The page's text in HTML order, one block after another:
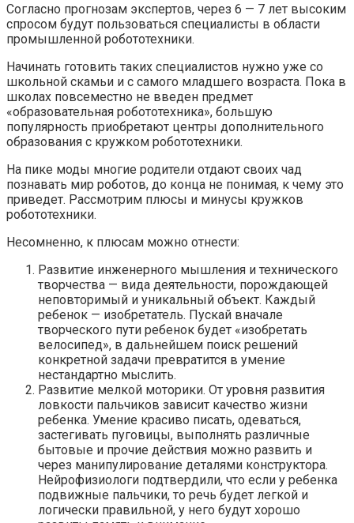
Согласно прогнозам экспертов, через 6 — 7 лет высоким
спросом будут пользоваться специалисты в области
промышленной робототехники.
Начинать готовить таких специалистов нужно уже со
школьной скамьи и с самого младшего возраста. Пока в
школах повсеместно не введен предмет
«образовательная робототехника», большую
популярность приобретают центры дополнительного
образования с кружком робототехники.
На пике моды многие родители отдают своих чад
познавать мир роботов, до конца не понимая, к чему это
приведет. Рассмотрим плюсы и минусы кружков
робототехники.
Несомненно, к плюсам можно отнести:
Развитие инженерного мышления и технического
творчества — вида деятельности, порождающей
неповторимый и уникальный объект. Каждый
ребенок — изобретатель. Пускай вначале
творческого пути ребенок будет «изобретать
велосипед», в дальнейшем поиск решений
конкретной задачи превратится в умение
нестандартно мыслить.
Развитие мелкой моторики. От уровня развития
ловкости пальчиков зависит качество жизни
ребенка. Умение красиво писать, одеваться,
застегивать пуговицы, выполнять различные
бытовые и прочие действия можно развить и
через манипулирование деталями конструктора.
Нейрофизиологи подтвердили, что если у ребенка
подвижные пальчики, то речь будет легкой и
логически правильной, у него будут хорошо